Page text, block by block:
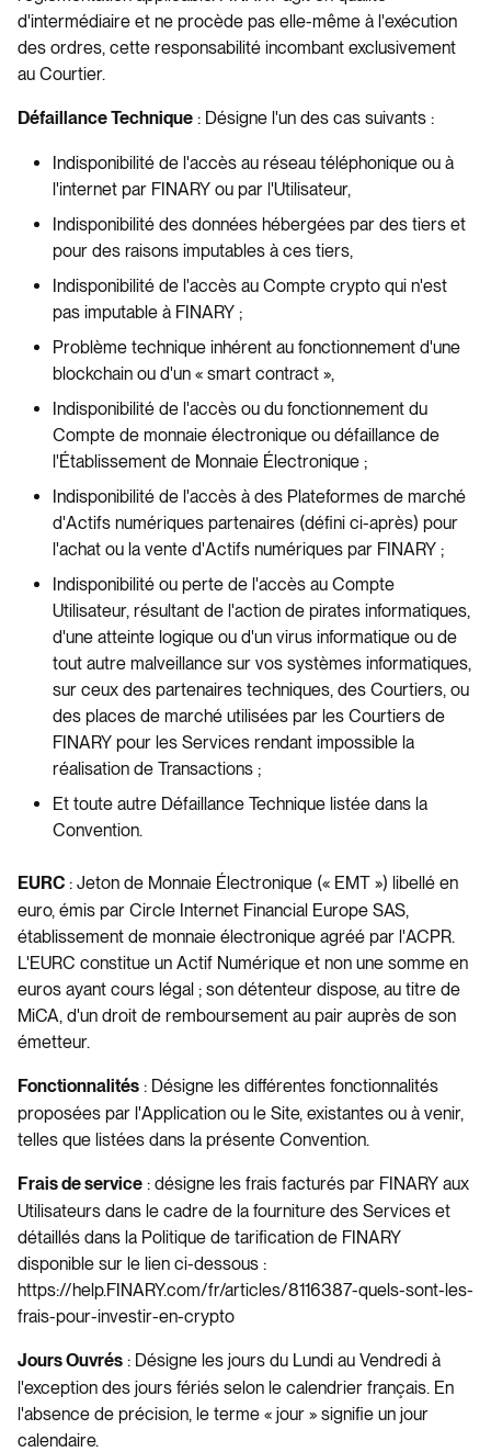
d'intermédiaire et ne procède pas elle-même à l'exécution
des ordres, cette responsabilité incombant exclusivement
au Courtier.
Défaillance Technique : Désigne l'un des cas suivants :
Indisponibilité de l'accès au réseau téléphonique ou à
l'internet par FINARY ou par l'Utilisateur,
Indisponibilité des données hébergées par des tiers et
pour des raisons imputables à ces tiers,
Indisponibilité de l'accès au Compte crypto qui n'est
pas imputable à FINARY ;
Problème technique inhérent au fonctionnement d'une
blockchain ou d'un « smart contract »,
Indisponibilité de l'accès ou du fonctionnement du
Compte de monnaie électronique ou défaillance de
l'Établissement de Monnaie Électronique ;
Indisponibilité de l'accès à des Plateformes de marché
d'Actifs numériques partenaires (défini ci-après) pour
l'achat ou la vente d'Actifs numériques par FINARY ;
Indisponibilité ou perte de l'accès au Compte
Utilisateur, résultant de l'action de pirates informatiques,
d'une atteinte logique ou d'un virus informatique ou de
tout autre malveillance sur vos systèmes informatiques,
sur ceux des partenaires techniques, des Courtiers, ou
des places de marché utilisées par les Courtiers de
FINARY pour les Services rendant impossible la
réalisation de Transactions ;
Et toute autre Défaillance Technique listée dans la
Convention.
EURC : Jeton de Monnaie Électronique (« EMT ») libellé en
euro, émis par Circle Internet Financial Europe SAS,
établissement de monnaie électronique agréé par l'ACPR.
L'EURC constitue un Actif Numérique et non une somme en
euros ayant cours légal ; son détenteur dispose, au titre de
MiCA, d'un droit de remboursement au pair auprès de son
émetteur.
Fonctionnalités : Désigne les différentes fonctionnalités
proposées par l'Application ou le Site, existantes ou à venir,
telles que listées dans la présente Convention.
Frais de service : désigne les frais facturés par FINARY aux
Utilisateurs dans le cadre de la fourniture des Services et
détaillés dans la Politique de tarification de FINARY
disponible sur le lien ci-dessous :
https://help.FINARY.com/fr/articles/8116387-quels-sont-les-
frais-pour-investir-en-crypto
Jours Ouvrés : Désigne les jours du Lundi au Vendredi à
l'exception des jours fériés selon le calendrier français. En
l'absence de précision, le terme « jour » signifie un jour
calendaire.